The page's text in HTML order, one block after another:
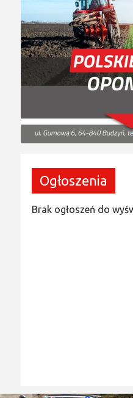
Ogłoszenia
Brak ogłoszeń do